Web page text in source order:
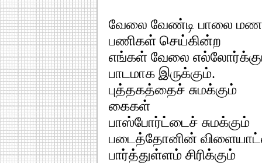
வேலை வேண்டி பாலை
பணிகள் செய்கின்ற
எங்கள் வேலை
பாடமாக இருக்கும்.
புத்தகத்தைச் சுமக்கும்
கைகள்
பாஸ்போர்ட்டைச் சுமக்கும்
படைத்தோனின்
பார்த்துள்ளம் சிரிக்கும்